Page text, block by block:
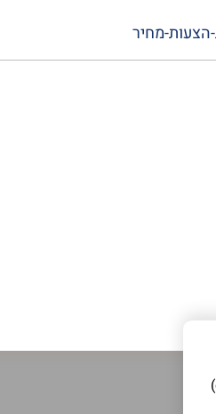
הצעות-מחיר
אנחנו משתמשים בעוגיות (cookies)